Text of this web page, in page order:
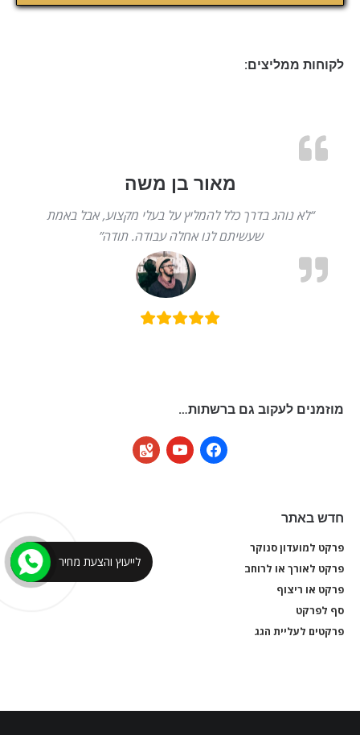
לקוחות ממליצים:
מאור בן משה
“לא נוהג בדרך כלל להמליץ על בעלי מקצוע, אבל באמת
שעשיתם לנו אחלה עבודה. תודה”
מוזמנים לעקוב גם ברשתות…
facebook
youtube
google-
maps
חדש באתר
פרקט למועדון סנוקר
פרקט לאורך או לרוחב
פרקט או ריצוף
סף לפרקט
פרקטים לעליית הגג
לייעוץ והצעת מחיר